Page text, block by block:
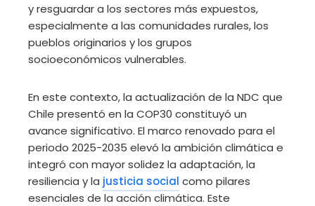
y resguardar a los sectores más expuestos,
especialmente a las comunidades rurales, los
pueblos originarios y los grupos
socioeconómicos vulnerables.
En este contexto, la actualización de la NDC que
Chile presentó en la COP30 constituyó un
avance significativo. El marco renovado para el
periodo 2025-2035 elevó la ambición climática e
integró con mayor solidez la adaptación, la
resiliencia y la justicia social como pilares
esenciales de la acción climática. Este